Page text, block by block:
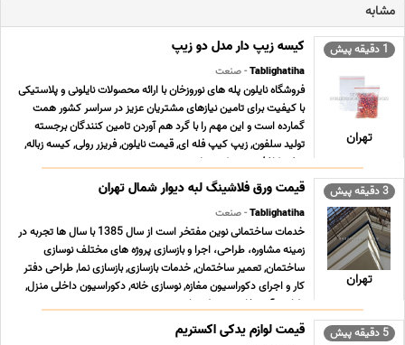
مشابه
1 دقیقه پیش
تهران
کیسه زیپ دار مدل دو زیپ
Tablighatiha- صنعت
فروشگاه نایلون پله های نوروزخان با ارائه محصولات نایلونی و پلاستیکی
با کیفیت برای تامین نیازهای مشتریان عزیز در سراسر کشور همت
گمارده است و این مهم را با گرد هم آوردن تامین کنندگان برجسته
تولید سلفون, زیپ کیپ فله ای, قیمت نایلون, فریزر رولی, کیسه زباله,
سفره کاغذی, زیپ کیپ پلاستی ... ...
3 دقیقه پیش
تهران
قیمت ورق فلاشینگ لبه دیوار شمال تهران
Tablighatiha- صنعت
خدمات ساختمانی نوین مفتخر است از سال 1385 با سال ها تجربه در
زمینه مشاوره، طراحی، اجرا و بازسازی پروژه های مختلف نوسازی
ساختمان, تعمیر ساختمان, خدمات بازسازی, بازسازی نما, طراحی دفتر
کار و اجرای دکوراسیون مغازه, نوسازی خانه, دکوراسیون داخلی منزل,
طراحی آشپزخانه, محوطه سازی و نصب ... ...
5 دقیقه پیش قیمت لوازم یدکی اکستریم